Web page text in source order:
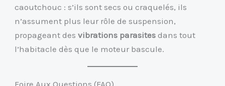
caoutchouc : s’ils sont secs ou craquelés, ils
n’assument plus leur rôle de suspension,
propageant desvibrations parasites dans tout
l’habitacle dès que le moteur bascule.
Foire Aux Questions (FAQ)